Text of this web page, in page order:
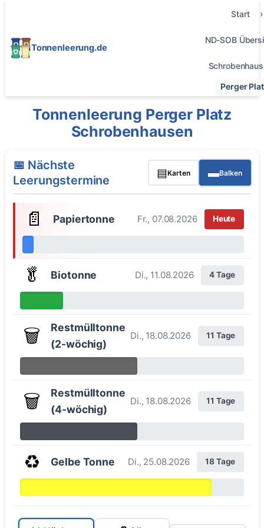
Tonnenleerung.de
Start
ND-SOB
Perger
Tonnenleerung Perger Platz
Schrobenhausen
📅 Nächste
Leerungstermine
▤Karten ▬Balken
📄 Papiertonne Fr., 07.08.2026 Heute
🥬 Biotonne Di., 11.08.2026 4 Tage
🗑️
Restmülltonne
(2-wöchig)
Di., 18.08.2026 11 Tage
🗑️
Restmülltonne
(4-wöchig)
Di., 18.08.2026 11 Tage
♻️ Gelbe Tonne Di., 25.08.2026 18 Tage